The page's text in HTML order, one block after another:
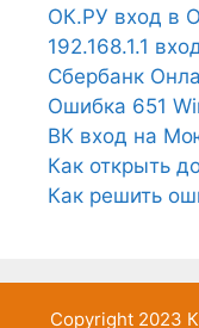
ОК.РУ вход в
192.168.1.1
Сбербанк
Ошибка 651
ВК вход на
Как открыть
Как решить
Copyright 2023